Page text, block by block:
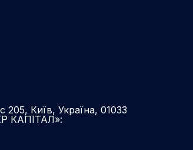
205, Київ, Україна, 01033
КАПІТАЛ»: